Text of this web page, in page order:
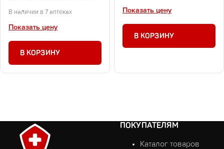
В наличии в 7 аптеках
Показать цену
В КОРЗИНУ
Показать цену
В КОРЗИНУ
ПОКУПАТЕЛЯМ
Каталог товаров